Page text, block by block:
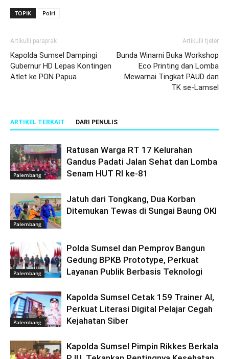
TOPIK Polri
Artikulli paraprak
Kapolda Sumsel Dampingi
Gubernur HD Lepas Kontingen
Atlet ke PON Papua
Artikulli tjetër
Bunda Winarni Buka Workshop
Eco Printing dan Lomba
Mewarnai Tingkat PAUD dan
TK se-Lamsel
ARTIKEL TERKAIT DARI PENULIS
Palembang
Ratusan Warga RT 17 Kelurahan
Gandus Padati Jalan Sehat dan Lomba
Senam HUT RI ke-81
Palembang
Jatuh dari Tongkang, Dua Korban
Ditemukan Tewas di Sungai Baung OKI
Palembang
Polda Sumsel dan Pemprov Bangun
Gedung BPKB Prototype, Perkuat
Layanan Publik Berbasis Teknologi
Palembang
Kapolda Sumsel Cetak 159 Trainer AI,
Perkuat Literasi Digital Pelajar Cegah
Kejahatan Siber
Kapolda Sumsel Pimpin Rikkes Berkala